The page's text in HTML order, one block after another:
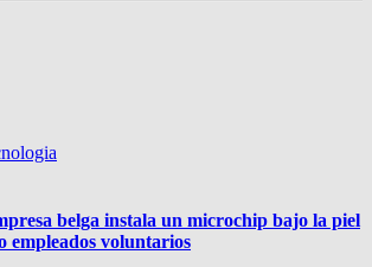
belga instala un microchip bajo la piel
empleados voluntarios